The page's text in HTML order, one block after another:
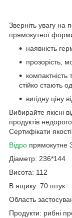
Зверніть увагу на
прямокутної
наявність
прозорість,
стійко стають
вигідну ціну
Вибирайте якісні
продуктів
Сертифікати
Відро прямокутне
Діаметр: 236*144
Висота: 112
В ящику: 70 штук
Область
Продукти: рибні